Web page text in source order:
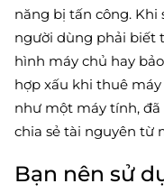
năng bị tấn công. Khi
người dùng phải biết
hình máy chủ hay
hợp xấu khi thuê máy
như một máy tính, đã
chia sẻ tài nguyên từ
Bạn nên sử